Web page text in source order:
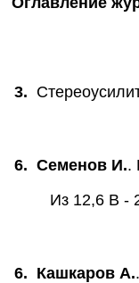
3.
6. Семенов И..
Из 12,6 В -
6. Кашкаров А.